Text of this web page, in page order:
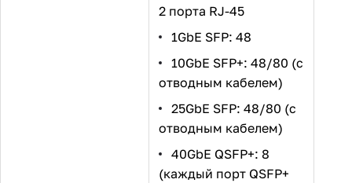
2 порта RJ-45
1GbE SFP: 48
10GbE SFP+: 48/80 (с
отводным кабелем)
25GbE SFP: 48/80 (с
отводным кабелем)
40GbE QSFP+: 8
(каждый порт QSFP+